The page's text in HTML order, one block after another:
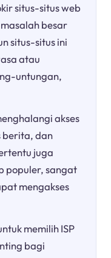
situs-situs web
besar
situs-situs ini
atau
untungan,
akses
berita, dan
juga
populer, sangat
mengakses
memilih ISP
bagi